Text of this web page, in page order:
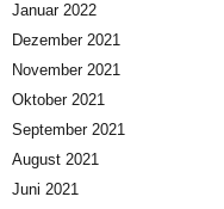
Januar 2022
Dezember 2021
November 2021
Oktober 2021
September 2021
August 2021
Juni 2021